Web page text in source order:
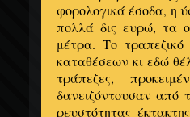
φορολογικά έσοδα, η
πολλά δις ευρώ, τα
μέτρα. Το
καταθέσεων κι εδώ
τράπεζες,
δανειζόντουσαν από
ρευστότητας